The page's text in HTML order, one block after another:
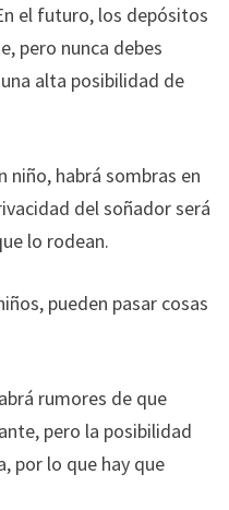
el futuro, los depósitos
pero nunca debes
alta posibilidad de
niño, habrá sombras en
del soñador será
lo rodean.
pueden pasar cosas
rumores de que
pero la posibilidad
por lo que hay que